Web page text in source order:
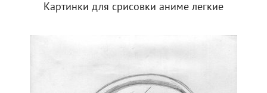
Картинки для срисовки аниме легкие